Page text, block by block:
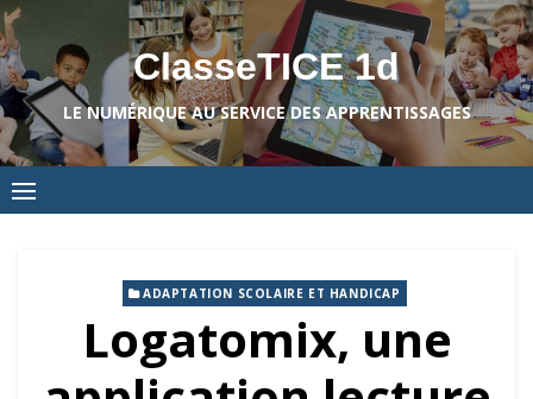
Skip
to
content
ClasseTICE 1d
LE NUMÉRIQUE AU SERVICE DES APPRENTISSAGES
ADAPTATION SCOLAIRE ET HANDICAP
Logatomix, une